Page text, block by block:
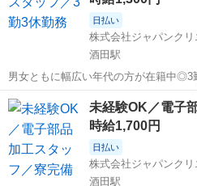
日払い
株式会社ジャパンクリ
酒田駅
男女ともに幅広い年代の方が在籍中◎3
経験活躍中！入社前の工場見学OK☆／
中 ＼株式会社ジャパンクリエイトの強み／ 【製造・物流に特化した圧
倒的な専門性】 ジャ...
山形 工場
未経験OK／電子
時給1,700円
日払い
株式会社ジャパンクリ
酒田駅